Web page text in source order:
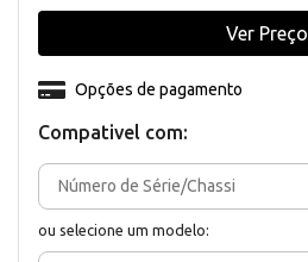
Compativel com:
ou selecione um modelo:
Opções de pagamento
Ver Preço